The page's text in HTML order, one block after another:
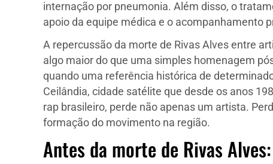
internação por pneumonia. Além disso, o
apoio da equipe médica e o acompanhamento
A repercussão da morte de Rivas Alves entre
algo maior do que uma simples homenagem
quando uma referência histórica de
Ceilândia, cidade satélite que desde os anos
rap brasileiro, perde não apenas um artista.
formação do movimento na região.
Antes da morte de Rivas